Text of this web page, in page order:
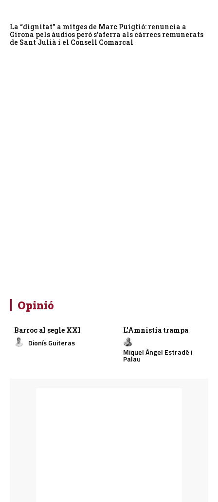
La “dignitat” a mitges de Marc Puigtió: renuncia a
Girona pels àudios però s’aferra als càrrecs remunerats
de Sant Julià i el Consell Comarcal
Opinió
Barroc al segle XXI
Dionís Guiteras
L’Amnistia trampa
Miquel Àngel Estradé i
Palau